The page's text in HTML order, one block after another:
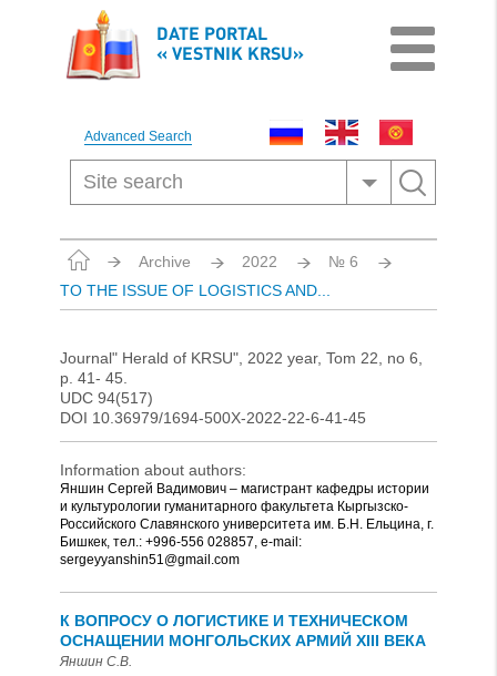
DATE PORTAL
« VESTNIK KRSU»
Advanced Search
Archive 2022
№ 6
TO THE ISSUE OF LOGISTICS AND...
Journal" Herald of KRSU", 2022 year, Tom 22, no 6,
p. 41- 45.
UDC 94(517)
DOI 10.36979/1694-500X-2022-22-6-41-45
Information about authors:
Яншин Сергей Вадимович – магистрант кафедры истории
и культурологии гуманитарного факультета Кыргызско-
Российского Славянского университета им. Б.Н. Ельцина, г.
Бишкек, тел.: +996-556 028857, e-mail:
sergeyyanshin51@gmail.com
К ВОПРОСУ О ЛОГИСТИКЕ И ТЕХНИЧЕСКОМ
ОСНАЩЕНИИ МОНГОЛЬСКИХ АРМИЙ XIII ВЕКА
Яншин С.В.